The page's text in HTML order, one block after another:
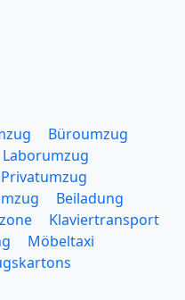
Büroumzug
Laborumzug
Privatumzug
Beiladung
Klaviertransport
Möbeltaxi